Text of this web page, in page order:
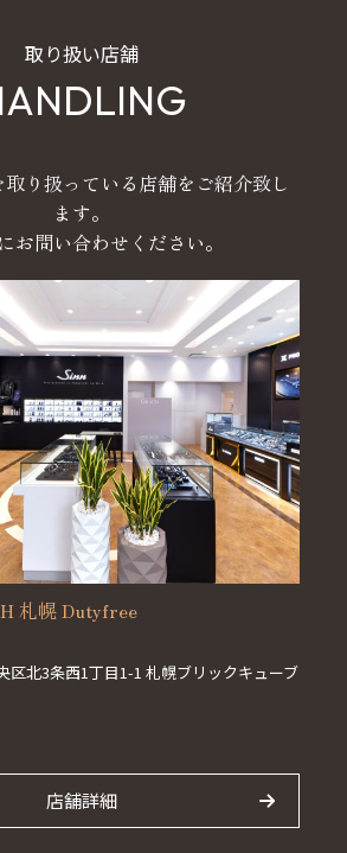
取り扱い店舗
り扱っている店舗をご紹介致し
ます。
お問い合わせください。
札幌 Dutyfree
区北3条西1丁目1-1 札幌ブリックキューブ
店舗詳細